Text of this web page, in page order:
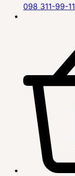
098 311-99-11